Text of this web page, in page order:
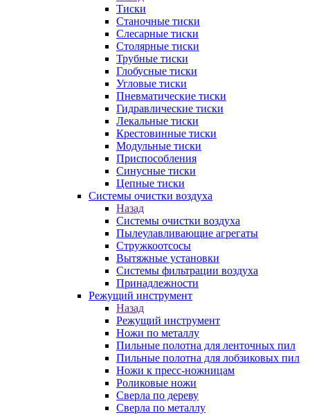
Тиски
Станочные тиски
Слесарные тиски
Столярные тиски
Трубные тиски
Глобусные тиски
Угловые тиски
Пневматические тиски
Гидравлические тиски
Лекальные тиски
Крестовинные тиски
Модульные тиски
Приспособления
Синусные тиски
Цепные тиски
Системы очистки воздуха
Назад
Системы очистки воздуха
Пылеулавливающие агрегаты
Стружкоотсосы
Вытяжные установки
Системы фильтрации воздуха
Принадлежности
Режущий инструмент
Назад
Режущий инструмент
Ножи по металлу
Пильные полотна для ленточных пил
Пильные полотна для лобзиковых пил
Ножи к пресс-ножницам
Роликовые ножи
Сверла по дереву
Сверла по металлу